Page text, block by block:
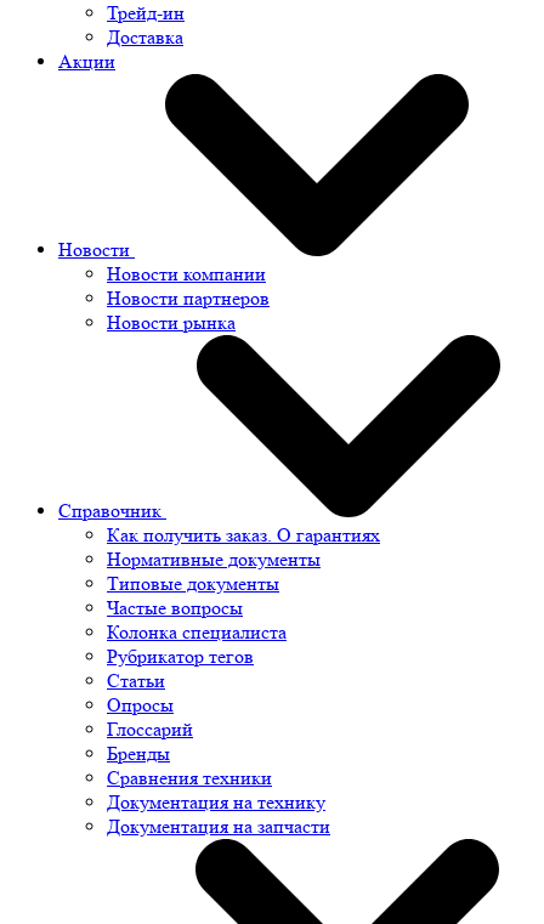
Трейд-ин
Доставка
Акции
Новости
Новости компании
Новости партнеров
Новости рынка
Справочник
Как получить заказ. О гарантиях
Нормативные документы
Типовые документы
Частые вопросы
Колонка специалиста
Рубрикатор тегов
Статьи
Опросы
Глоссарий
Бренды
Сравнения техники
Документация на технику
Документация на запчасти